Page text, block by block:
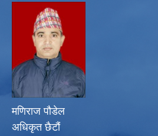
मणिराज पौडेल
अधिकृत छैटौं